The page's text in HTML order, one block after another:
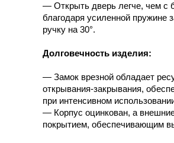
— Открыть дверь легче, чем с
благодаря усиленной пружине
ручку на 30°.
Долговечность изделия:
— Замок врезной обладает
открывания-закрывания,
при интенсивном
— Корпус оцинкован, а
покрытием, обеспечивающим